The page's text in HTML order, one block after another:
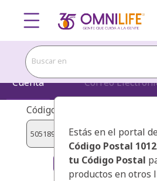
Buscar en
Estás en el portal de
Código Postal 1012
tu Código Postal
productos en otros
Cuenta Correo
Código de presentador:
BELLY MORAN